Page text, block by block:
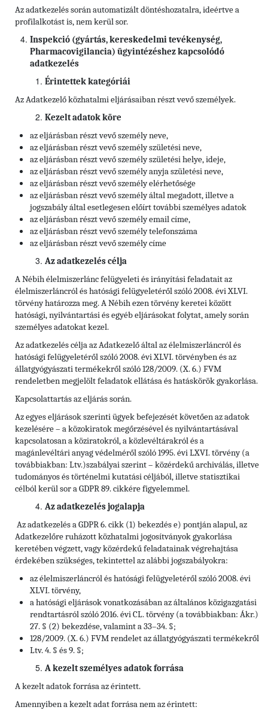
Az adatkezelés során automatizált döntéshozatalra, ideértve a
profilalkotást is, nem kerül sor.
Inspekció (gyártás, kereskedelmi tevékenység,
Pharmacovigilancia) ügyintézéshez kapcsolódó
adatkezelés
Érintettek kategóriái
Az Adatkezelő közhatalmi eljárásaiban részt vevő személyek.
Kezelt adatok köre
az eljárásban részt vevő személy neve,
az eljárásban részt vevő személy születési neve,
az eljárásban részt vevő személy születési helye, ideje,
az eljárásban részt vevő személy anyja születési neve,
az eljárásban részt vevő személy elérhetősége
az eljárásban részt vevő személy által megadott, illetve a
jogszabály által esetlegesen előírt további személyes adatok
az eljárásban részt vevő személyemail címe,
az eljárásban részt vevő személytelefonszáma
az eljárásban részt vevő személycíme
Az adatkezelés célja
A Nébih élelmiszerlánc felügyeleti és irányítási feladatait az
élelmiszerláncról és hatósági felügyeletéről szóló 2008. évi XLVI.
törvény határozza meg. A Nébih ezen törvény keretei között
hatósági, nyilvántartási és egyéb eljárásokat folytat, amely során
személyes adatokat kezel.
Az adatkezelés célja az Adatkezelő által az élelmiszerláncról és
hatósági felügyeletéről szóló 2008. évi XLVI. törvényben és az
állatgyógyászati termékekről szóló 128/2009. (X. 6.) FVM
rendeletben megjelölt feladatok ellátása és hatáskörök gyakorlása.
Kapcsolattartás az eljárás során.
Az egyes eljárások szerinti ügyek befejezését követően az adatok
kezelésére – a közokiratok megőrzésével és nyilvántartásával
kapcsolatosan a köziratokról, a közlevéltárakról és a
magánlevéltári anyag védelméről szóló 1995. évi LXVI. törvény (a
továbbiakban: Ltv.)szabályai szerint – közérdekű archiválás, illetve
tudományos és történelmi kutatási céljából, illetve statisztikai
célból kerül sor a GDPR 89. cikkére figyelemmel.
Az adatkezelés jogalapja
Az adatkezelés a GDPR 6. cikk (1) bekezdés e) pontján alapul, az
Adatkezelőre ruházott közhatalmi jogosítványok gyakorlása
keretében végzett, vagy közérdekű feladatainak végrehajtása
érdekében szükséges, tekintettel az alábbi jogszabályokra:
az élelmiszerláncról és hatósági felügyeletéről szóló 2008. évi
XLVI. törvény,
a hatósági eljárások vonatkozásában az általános közigazgatási
rendtartásról szóló 2016. évi CL. törvény (a továbbiakban: Ákr.)
27. § (2) bekezdése, valamint a 33–34. §;
128/2009. (X. 6.) FVM rendelet az állatgyógyászati termékekről
Ltv. 4. § és 9. §;
A kezelt személyes adatok forrása
A kezelt adatok forrása az érintett.
Amennyiben a kezelt adat forrása nem az érintett: